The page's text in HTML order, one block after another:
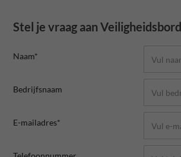
Stel je vraag aan
Naam*
Bedrijfsnaam
E-mailadres*